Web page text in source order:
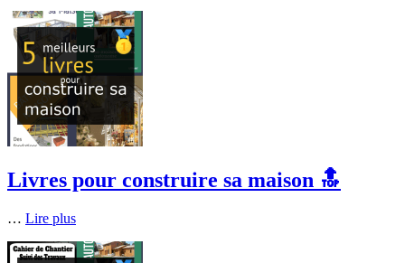
Livres pour construire sa maison 🔝
… Lire plus